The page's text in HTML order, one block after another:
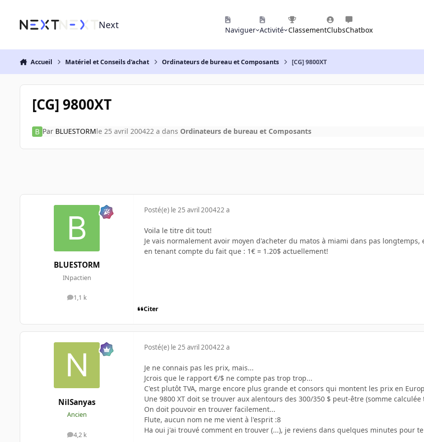
Next Naviguer Activité ClassementClubsChatbox
Accueil Matériel et Conseils d'achat Ordinateurs de bureau et Composants [CG] 9800XT
[CG] 9800XT
Par BLUESTORMle 25 avril 200422 a dans Ordinateurs de bureau et Composants
BLUESTORM
INpactien
1,1 k
messages
Posté(e) le 25 avril 200422 a
Voila le titre dit tout!
Je vais normalement avoir moyen d'acheter du matos à miami dans pas
en tenant compte du fait que : 1€ = 1.20$ actuellement!
Citer
NilSanyas
Ancien
4,2 k
messages
Posté(e) le 25 avril 200422 a
Je ne connais pas les prix, mais...
Jcrois que le rapport €/$ ne compte pas trop trop...
C'est plutôt TVA, marge encore plus grande et consors qui montent les prix en
Une 9800 XT doit se trouver aux alentours des 300/350 $ peut-être (somme
On doit pouvoir en trouver facilement...
Flute, aucun nom ne me vient à l'esprit :8
Ha oui j'ai trouvé comment en trouver (...), je reviens dans quelques minutes pour